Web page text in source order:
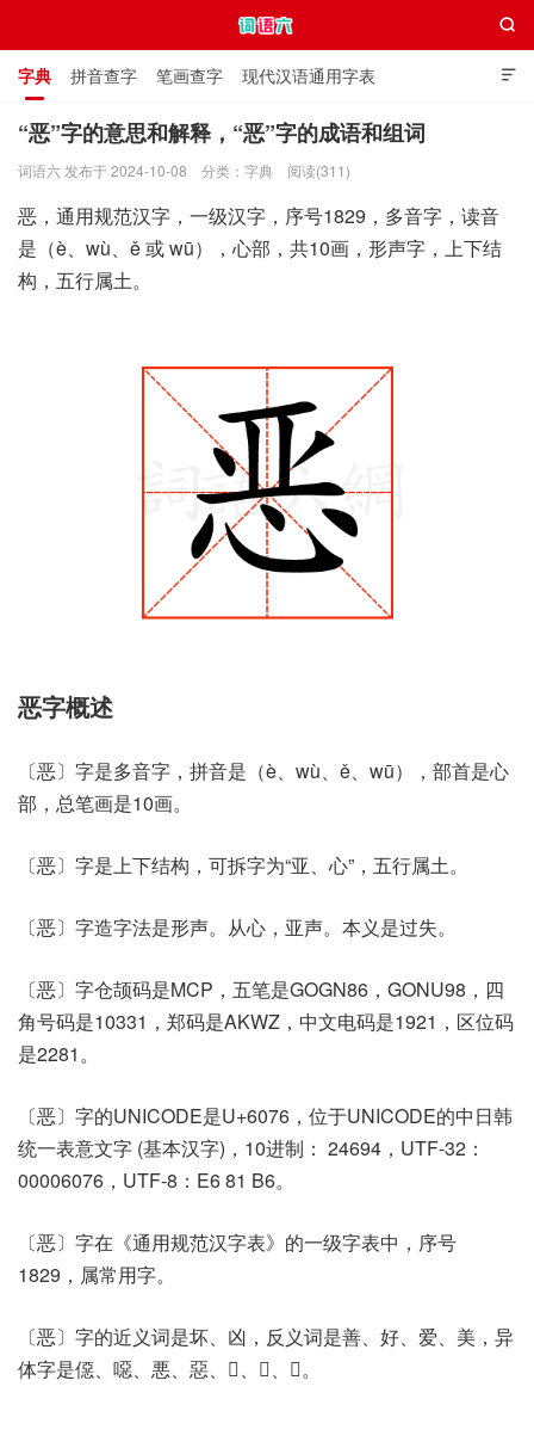

字典 拼音查字 笔画查字 现代汉语通用字表
通用规范汉字表 叠字大全 独体字大全 极简英语词典

“恶”字的意思和解释，“恶”字的成语和组词
词语六 发布于 2024-10-08 分类： 字典 阅读(311)
恶，通用规范汉字，一级汉字，序号1829，多音字，读音
是（è、wù、ě 或 wū），心部，共10画，形声字，上下结
构，五行属土。
恶字概述
〔恶〕字是多音字，拼音是（è、wù、ě、wū），部首是心
部，总笔画是10画。
〔恶〕字是上下结构，可拆字为“亚、心”，五行属土。
〔恶〕字造字法是形声。从心，亚声。本义是过失。
〔恶〕字仓颉码是MCP，五笔是GOGN86，GONU98，四
角号码是10331，郑码是AKWZ，中文电码是1921，区位码
是2281。
〔恶〕字的UNICODE是U+6076，位于UNICODE的中日韩
统一表意文字 (基本汉字)，10进制： 24694，UTF-32：
00006076，UTF-8：E6 81 B6。
〔恶〕字在《通用规范汉字表》的一级字表中，序号
1829，属常用字。
〔恶〕字的近义词是坏、凶，反义词是善、好、爱、美，异
体字是僫、噁、悪、惡、𡌥、𢙣、𢝏。